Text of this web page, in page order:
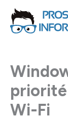
Aller
contenu
Wi-Fi